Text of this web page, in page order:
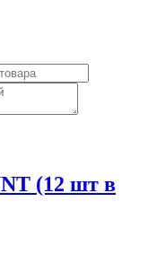
(12 шт в